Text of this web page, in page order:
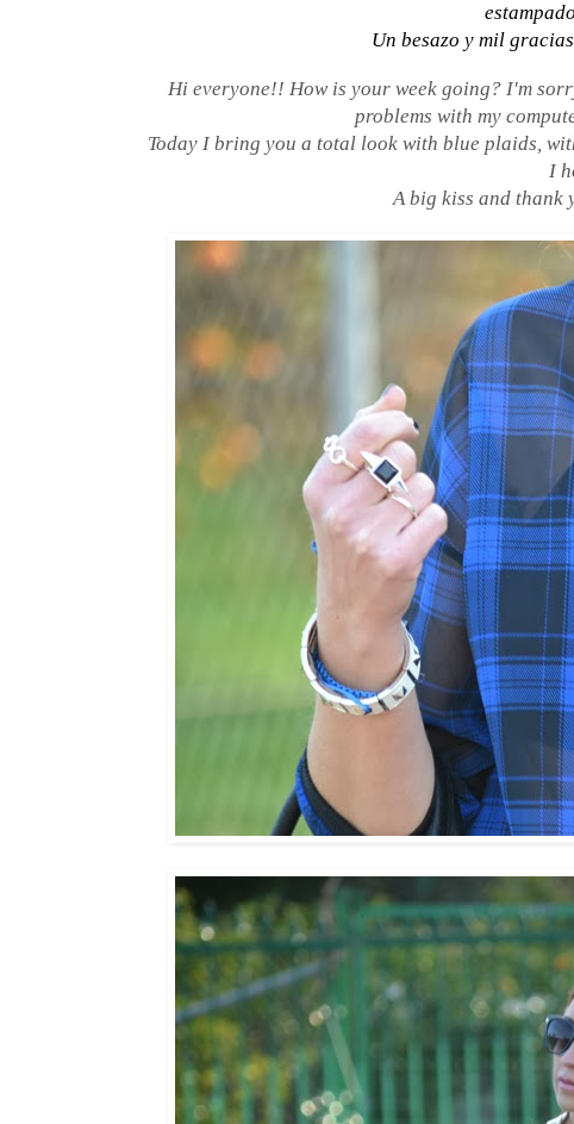
Un besazo y mil
Hi everyone!! How is your week going? I'm
problems with my
Today I bring you a total look with blue plaids,
I
A big kiss and thank